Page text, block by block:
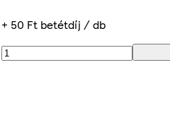
+ 50 Ft betétdíj / db